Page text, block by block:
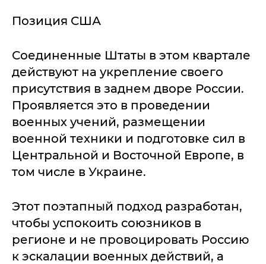
Позиция США
Соединенные Штаты в этом квартале
действуют на укрепление своего
присутствия в заднем дворе России.
Проявляется это в проведении
военных учений, размещении
военной техники и подготовке сил в
Центральной и Восточной Европе, в
том числе в Украине.
Этот поэтапный подход разработан,
чтобы успокоить союзников в
регионе и не провоцировать Россию
к эскалации военных действий, а